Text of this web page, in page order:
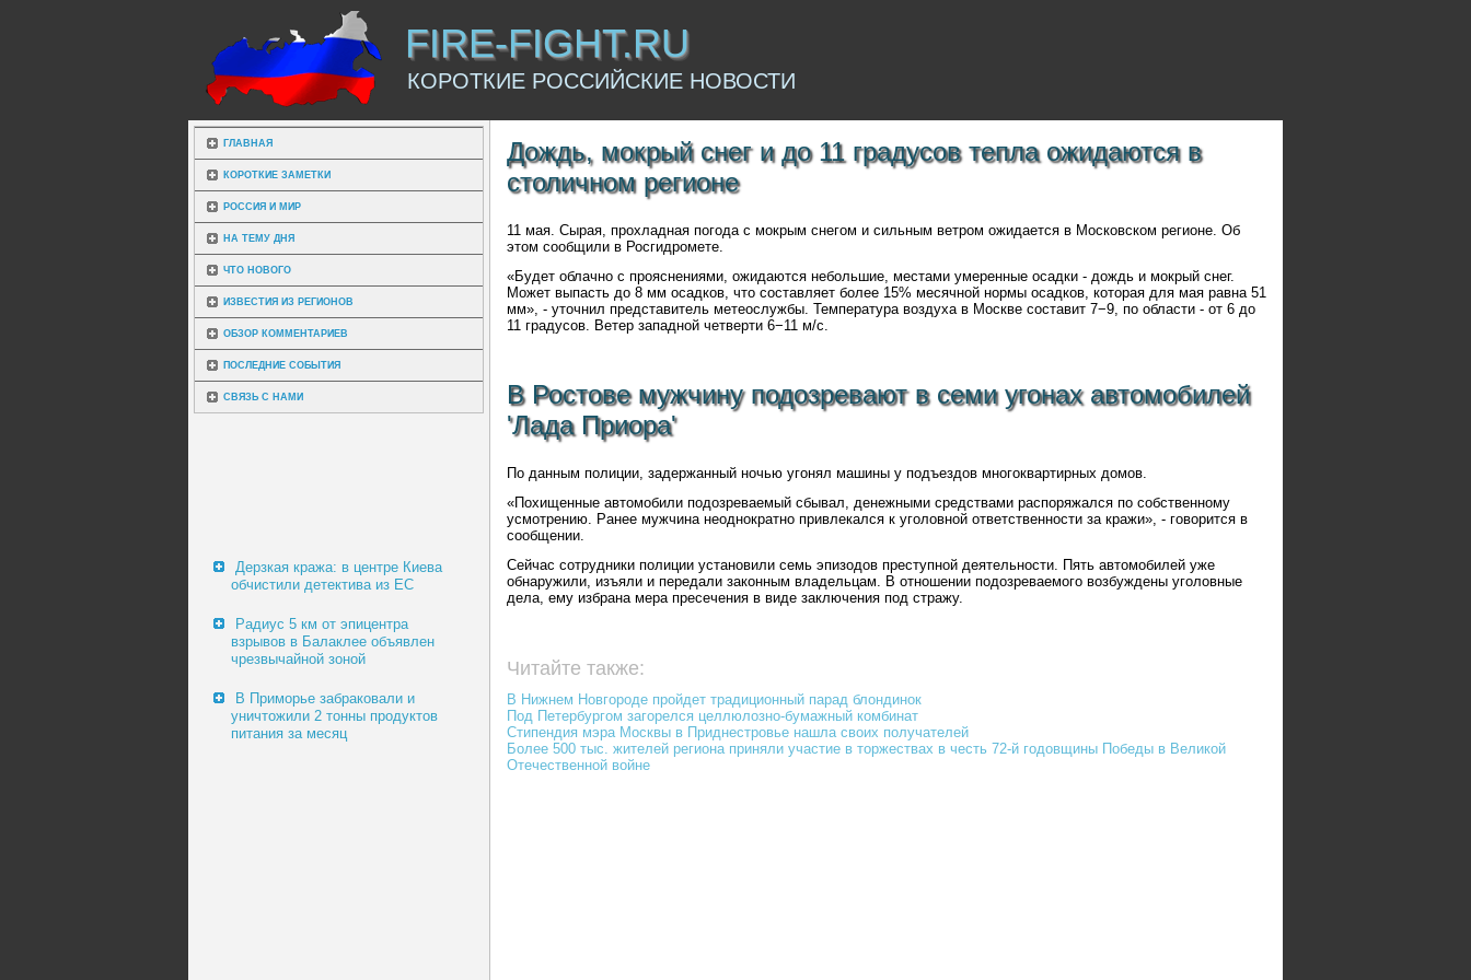
FIRE-FIGHT.RU
КОРОТКИЕ РОССИЙСКИЕ НОВОСТИ
ГЛАВНАЯ
КОРОТКИЕ ЗАМЕТКИ
РОССИЯ И МИР
НА ТЕМУ ДНЯ
ЧТО НОВОГО
ИЗВЕСТИЯ ИЗ РЕГИОНОВ
ОБЗОР КОММЕНТАРИЕВ
ПОСЛЕДНИЕ СОБЫТИЯ
СВЯЗЬ С НАМИ
Дерзкая кража: в центре Киева
обчистили детектива из ЕС
Радиус 5 км от эпицентра
взрывов в Балаклее объявлен
чрезвычайной зоной
В Приморье забраковали и
уничтожили 2 тонны продуктов
питания за месяц
Дождь, мокрый снег и до 11 градусов тепла ожидаются в
столичном регионе
11 мая. Сырая, прохладная погода с мокрым снегом и сильным ветром ожидается в Московском регионе. Об
этом сообщили в Росгидромете.
«Будет облачно с прояснениями, ожидаются небольшие, местами умеренные осадки - дождь и мокрый снег.
Может выпасть до 8 мм осадков, что составляет более 15% месячной нормы осадков, которая для мая равна 51
мм», - уточнил представитель метеослужбы. Температура воздуха в Москве составит 7−9, по области - от 6 до
11 градусов. Ветер западной четверти 6−11 м/с.
В Ростове мужчину подозревают в семи угонах автомобилей
'Лада Приора'
По данным полиции, задержанный ночью угонял машины у подъездов многоквартирных домов.
«Похищенные автомобили подозреваемый сбывал, денежными средствами распоряжался по собственному
усмотрению. Ранее мужчина неоднократно привлекался к уголовной ответственности за кражи», - говорится в
сообщении.
Сейчас сотрудники полиции установили семь эпизодов преступной деятельности. Пять автомобилей уже
обнаружили, изъяли и передали законным владельцам. В отношении подозреваемого возбуждены уголовные
дела, ему избрана мера пресечения в виде заключения под стражу.
Читайте также:
В Нижнем Новгороде пройдет традиционный парад блондинок
Под Петербургом загорелся целлюлозно-бумажный комбинат
Стипендия мэра Москвы в Приднестровье нашла своих получателей
Более 500 тыс. жителей региона приняли участие в торжествах в честь 72-й годовщины Победы в Великой
Отечественной войне